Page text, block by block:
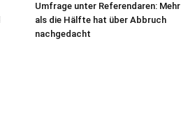
Umfrage unter Referendaren: Mehr
als die Hälfte hat über Abbruch
nachgedacht